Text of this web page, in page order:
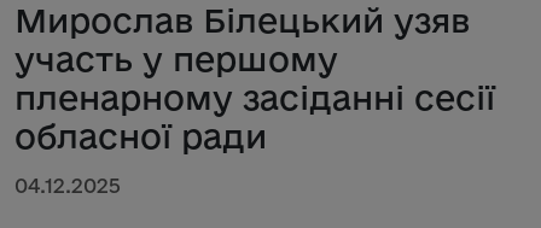
Мирослав Білецький узяв
участь у першому
пленарному засіданні сесії
обласної ради
04.12.2025